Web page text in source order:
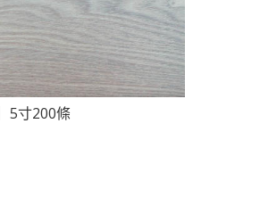
5寸200條